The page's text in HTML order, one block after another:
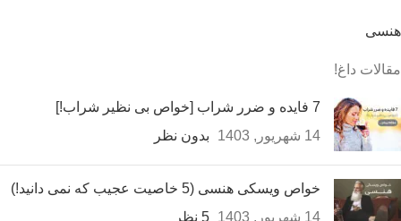
هنسی
مقالات داغ!
7 فایده و ضرر شراب [خواص بی نظیر شراب!]
14 شهریور, 1403
بدون نظر
خواص ویسکی هنسی (5 خاصیت عجیب که نمی دانید!)
14 شهریور, 1403
5 نظر